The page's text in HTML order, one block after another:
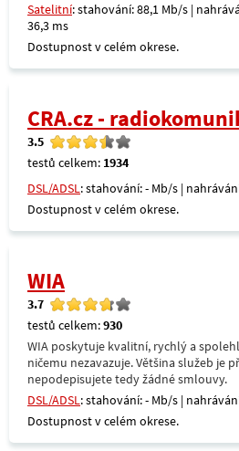
Satelitní: stahování: 88,1 Mb/s |
36,3 ms
Dostupnost v celém okrese.
CRA.cz -
3.5
testů celkem: 1934
DSL/ADSL: stahování: - Mb/s |
Dostupnost v celém okrese.
WIA
3.7
testů celkem:930
WIA poskytuje kvalitní, rychlý a
ničemu nezavazuje. Většina služeb je
nepodepisujete tedy žádné smlouvy.
DSL/ADSL: stahování: - Mb/s |
Dostupnost v celém okrese.